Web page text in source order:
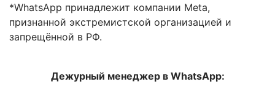
*WhatsApp принадлежит компании Meta,
признанной экстремистской организацией и
запрещённой в РФ.
Дежурный менеджер в WhatsApp: